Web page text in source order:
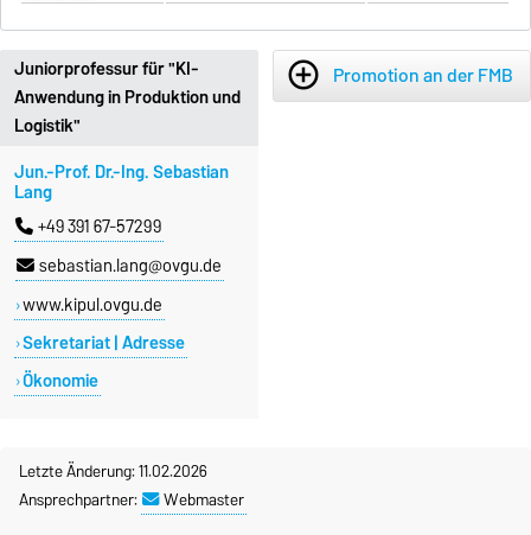
Juniorprofessur für "KI-
Anwendung in Produktion und
Logistik"
Jun.-Prof. Dr.-Ing. Sebastian
Lang
+49 391 67-57299
sebastian.lang@ovgu.de
www.kipul.ovgu.de
Sekretariat | Adresse
Ökonomie
add_circle_outline Promotion an der FMB
Letzte Änderung: 11.02.2026
Ansprechpartner:
Webmaster